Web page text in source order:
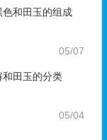
和田玉的组成
05/07
田玉的分类
05/04